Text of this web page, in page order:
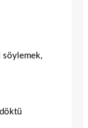
söylemek,